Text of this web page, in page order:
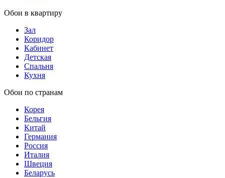
Обои в квартиру
Зал
Коридор
Кабинет
Детская
Спальня
Кухня
Обои по странам
Корея
Бельгия
Китай
Германия
Россия
Италия
Швеция
Беларусь